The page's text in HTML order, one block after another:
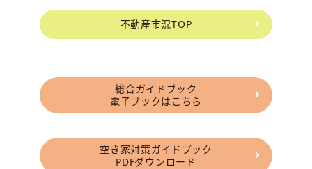
不動産市況TOP
総合ガイドブック
電子ブックはこちら
空き家対策ガイドブック
PDFダウンロード